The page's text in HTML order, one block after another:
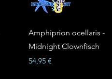
Amphiprion ocellaris -
Midnight Clownfisch
Prix
54,95 €